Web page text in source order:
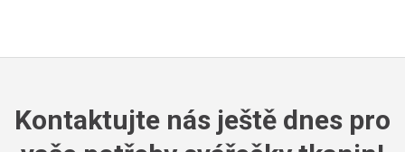
Kontaktujte nás ještě dnes pro